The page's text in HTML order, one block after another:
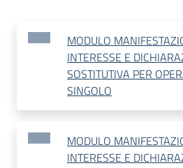
MODULO
INTERESSE E
SOSTITUTIVA PER
SINGOLO
MODULO
INTERESSE E